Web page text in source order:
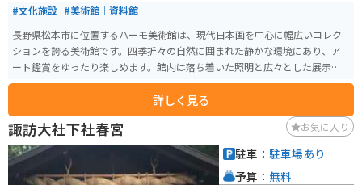
#文化施設 #美術館｜資料館
長野県松本市に位置するハーモ美術館は、現代日本画を中心に幅広いコレク
ションを誇る美術館です。四季折々の自然に囲まれた静かな環境にあり、ア
ート鑑賞をゆったり楽しめます。館内は落ち着いた照明と広々とした展示ス
ペースで、作品とじっくり向き合うことができます。 バイクで訪れる場合、
美術館周辺には駐輪スペースがあり安心して停められます。また、松本市は
風光明媚なツーリングコースが多く、観光と合わせて自然の中を走るのもお
すすめです。おしゃれなカフェも近隣に点在し、美術鑑賞後の休憩にもぴっ
たりです。
詳しく見る
諏訪大社下社春宮 お気に入り
駐車： 駐車場あり
予算： 無料